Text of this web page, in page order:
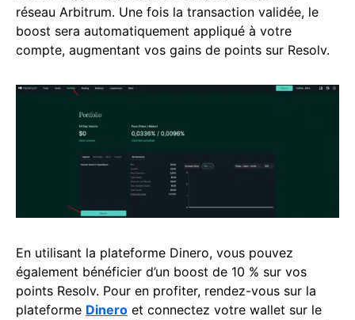
réseau Arbitrum. Une fois la transaction validée, le
boost sera automatiquement appliqué à votre
compte, augmentant vos gains de points sur Resolv.
En utilisant la plateforme Dinero, vous pouvez
également bénéficier d’un boost de 10 % sur vos
points Resolv. Pour en profiter, rendez-vous sur la
plateforme Dinero et connectez votre wallet sur le